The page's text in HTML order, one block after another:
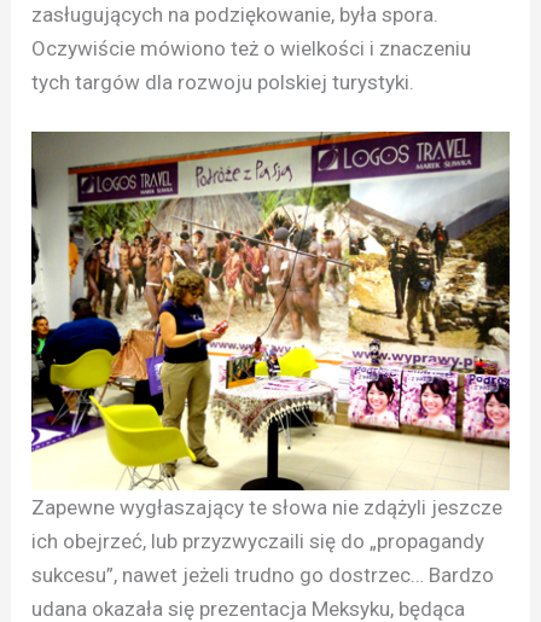
zasługujących na podziękowanie, była spora.
Oczywiście mówiono też o wielkości i znaczeniu
tych targów dla rozwoju polskiej turystyki.
Zapewne wygłaszający te słowa nie zdążyli jeszcze
ich obejrzeć, lub przyzwyczaili się do „propagandy
sukcesu”, nawet jeżeli trudno go dostrzec… Bardzo
udana okazała się prezentacja Meksyku, będąca